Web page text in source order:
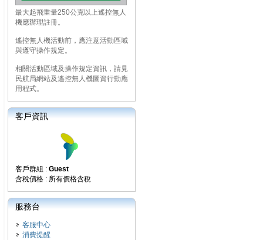
最大起飛重量250公克以上遙控無人
機應辦理註冊。
遙控無人機活動前，應注意活動區域
與遵守操作規定。
相關活動區域及操作規定資訊，請見
民航局網站及遙控無人機圖資行動應
用程式。
客戶資訊
客戶群組 : Guest
含稅價格 : 所有價格含稅
服務台
客服中心
消費提醒